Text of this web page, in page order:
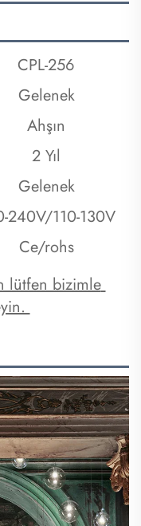
CPL-256
Gelenek
Ahşın
2 Yıl
Gelenek
240V/110-130V
Ce/rohs
lütfen bizimle